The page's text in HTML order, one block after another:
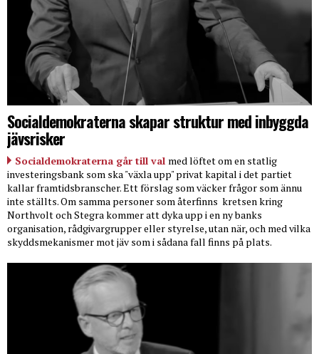
Socialdemokraterna skapar struktur med inbyggda
jävsrisker
Socialdemokraterna går till val med löftet om en statlig
investeringsbank som ska "växla upp" privat kapital i det partiet
kallar framtidsbranscher. Ett förslag som väcker frågor som ännu
inte ställts. Om samma personer som återfinns kretsen kring
Northvolt och Stegra kommer att dyka upp i en ny banks
organisation, rådgivargrupper eller styrelse, utan när, och med vilka
skyddsmekanismer mot jäv som i sådana fall finns på plats.